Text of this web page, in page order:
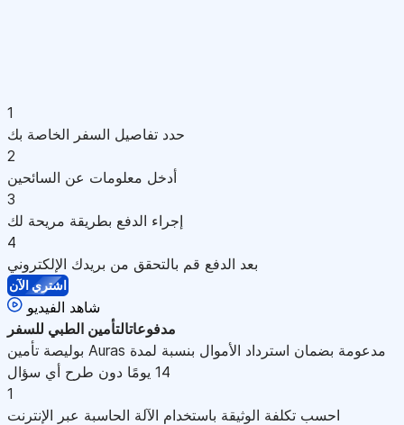
1
حدد تفاصيل السفر الخاصة بك
2
أدخل معلومات عن السائحين
3
إجراء الدفع بطريقة مريحة لك
4
بعد الدفع قم بالتحقق من بريدك الإلكتروني
اشتري الآن
شاهد الفيديو
مدفوعاتالتأمين الطبي للسفر
بوليصة تأمين Auras مدعومة بضمان استرداد الأموال بنسبة لمدة
14 يومًا دون طرح أي سؤال
1
احسب تكلفة الوثيقة باستخدام الآلة الحاسبة عبر الإنترنت